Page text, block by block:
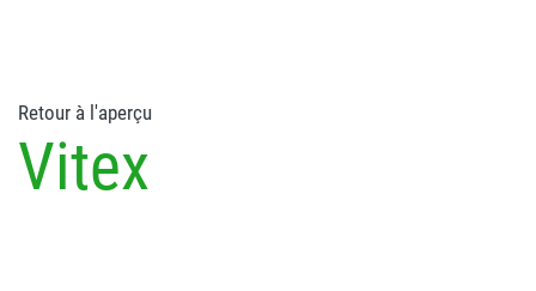
Retour à l'aperçu
Vitex